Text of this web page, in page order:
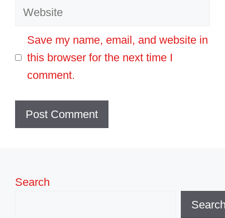
Website
Save my name, email, and website in
this browser for the next time I
comment.
Search